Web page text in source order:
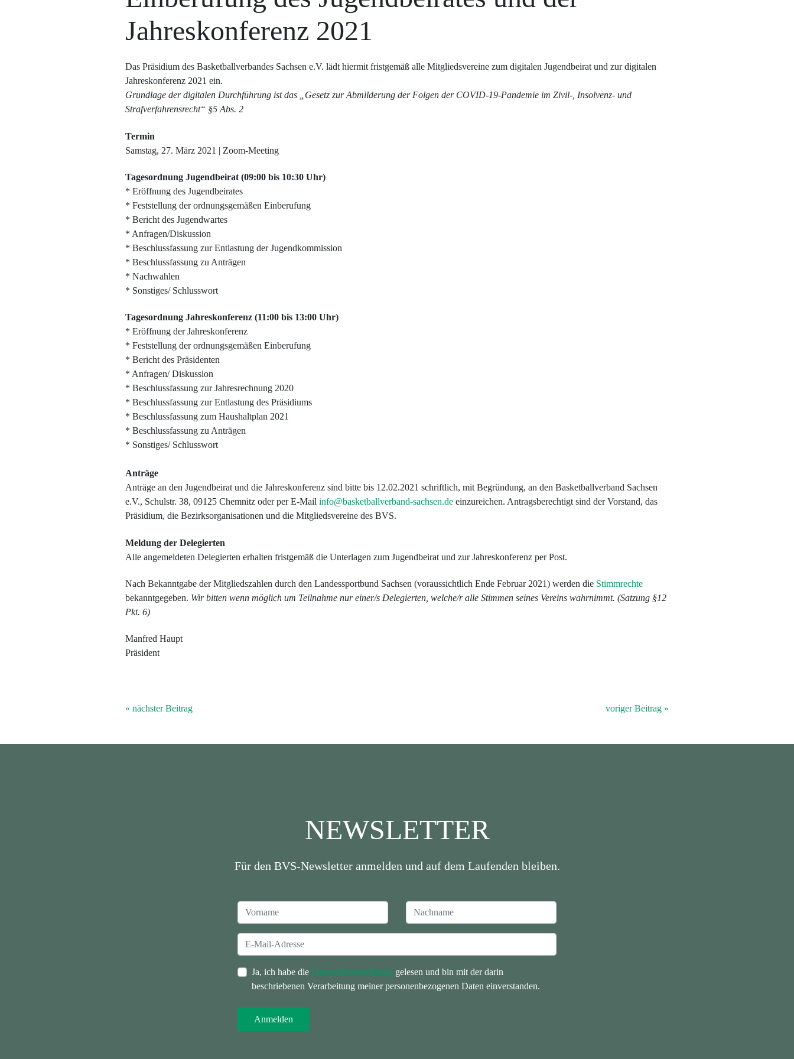
Jahreskonferenz 2021
Das Präsidium des Basketballverbandes Sachsen e.V. lädt hiermit fristgemäß alle Mitgliedsvereine zum digitalen Jugendbeirat und zur digitalen
Jahreskonferenz 2021 ein.
Grundlage der digitalen Durchführung ist das „Gesetz zur Abmilderung der Folgen der COVID-19-Pandemie im Zivil-, Insolvenz- und
Strafverfahrensrecht“ §5 Abs. 2
Termin
Samstag, 27. März 2021 | Zoom-Meeting
Tagesordnung Jugendbeirat (09:00 bis 10:30 Uhr)
* Eröffnung des Jugendbeirates
* Feststellung der ordnungsgemäßen Einberufung
* Bericht des Jugendwartes
* Anfragen/Diskussion
* Beschlussfassung zur Entlastung der Jugendkommission
* Beschlussfassung zu Anträgen
* Nachwahlen
* Sonstiges/ Schlusswort
Tagesordnung Jahreskonferenz (11:00 bis 13:00 Uhr)
* Eröffnung der Jahreskonferenz
* Feststellung der ordnungsgemäßen Einberufung
* Bericht des Präsidenten
* Anfragen/ Diskussion
* Beschlussfassung zur Jahresrechnung 2020
* Beschlussfassung zur Entlastung des Präsidiums
* Beschlussfassung zum Haushaltplan 2021
* Beschlussfassung zu Anträgen
* Sonstiges/ Schlusswort
Anträge
Anträge an den Jugendbeirat und die Jahreskonferenz sind bitte bis 12.02.2021 schriftlich, mit Begründung, an den Basketballverband Sachsen
e.V., Schulstr. 38, 09125 Chemnitz oder per E-Mail info@basketballverband-sachsen.deeinzureichen. Antragsberechtigt sind der Vorstand, das
Präsidium, die Bezirksorganisationen und die Mitgliedsvereine des BVS.
Meldung der Delegierten
Alle angemeldeten Delegierten erhalten fristgemäß die Unterlagen zum Jugendbeirat und zur Jahreskonferenz per Post.
Nach Bekanntgabe der Mitgliedszahlen durch den Landessportbund Sachsen (voraussichtlich Ende Februar 2021) werden die Stimmrechte
bekanntgegeben. Wir bitten wenn möglich um Teilnahme nur einer/s Delegierten, welche/r alle Stimmen seines Vereins wahrnimmt. (Satzung §12
Pkt. 6)
Manfred Haupt
Präsident
« nächster Beitrag voriger Beitrag »
NEWSLETTER
Für den BVS-Newsletter anmelden und auf dem Laufenden bleiben.
Ja, ich habe die Datenschutzerklärung gelesen und bin mit der darin
beschriebenen Verarbeitung meiner personenbezogenen Daten einverstanden.